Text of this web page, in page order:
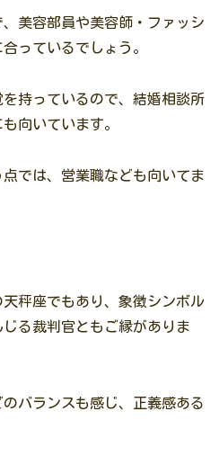
美容部員や美容師・ファッシ
っているでしょう。
持っているので、結婚相談所
向いています。
では、営業職なども向いてま
秤座でもあり、象徴シンボル
る裁判官ともご縁がありま
バランスも感じ、正義感ある